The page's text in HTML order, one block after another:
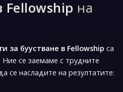
Fellowship на
за буустване в Fellowship са
се заемаме с трудните
се насладите на резултатите: